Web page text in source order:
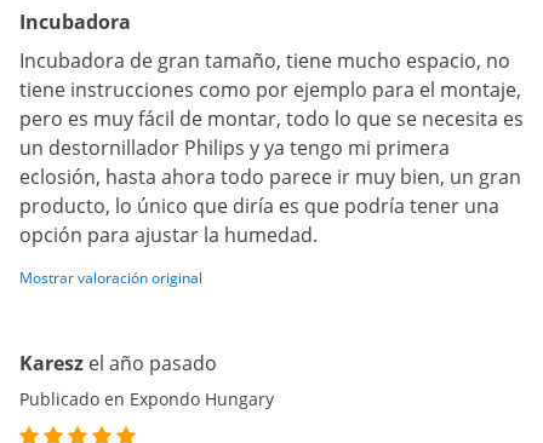
Incubadora
Incubadora de gran tamaño, tiene mucho espacio, no
tiene instrucciones como por ejemplo para el montaje,
pero es muy fácil de montar, todo lo que se necesita es
un destornillador Philips y ya tengo mi primera
eclosión, hasta ahora todo parece ir muy bien, un gran
producto, lo único que diría es que podría tener una
opción para ajustar la humedad.
Mostrar valoración original
Karesz el año pasado
Publicado en Expondo Hungary